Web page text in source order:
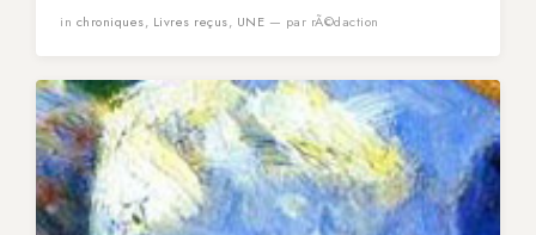
in chroniques, Livres reçus, UNE — par rÃ©daction